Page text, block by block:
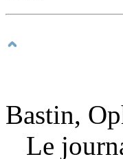
Bastin,
Le